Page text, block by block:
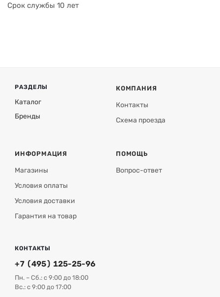
Срок службы 10 лет
РАЗДЕЛЫ
Каталог
Бренды
КОМПАНИЯ
Контакты
Схема проезда
ИНФОРМАЦИЯ
Магазины
Условия оплаты
Условия доставки
Гарантия на товар
ПОМОЩЬ
Вопрос-ответ
КОНТАКТЫ
+7 (495) 125-25-96
Пн. – Сб.: с 9:00 до 18:00
Вс.: с 9:00 до 17:00